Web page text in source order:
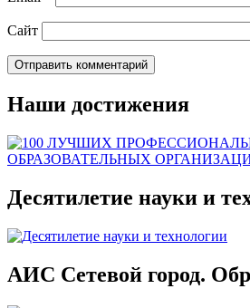
Сайт
Наши достижения
Десятилетие науки и
АИС Сетевой город.